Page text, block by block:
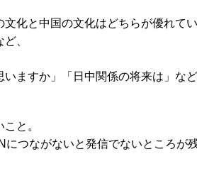
化と中国の文化はどちらが優れて
、
ますか」「日中関係の将来は」な
と。
つながないと発信でないところが